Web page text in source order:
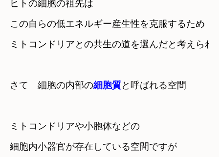
ヒトの細胞の祖先は
この自らの低エネルギー産生性を克服するため
ミトコンドリアとの共生の道を選んだと考えられ
さて　細胞の内部の細胞質と呼ばれる空間
ミトコンドリアや小胞体などの